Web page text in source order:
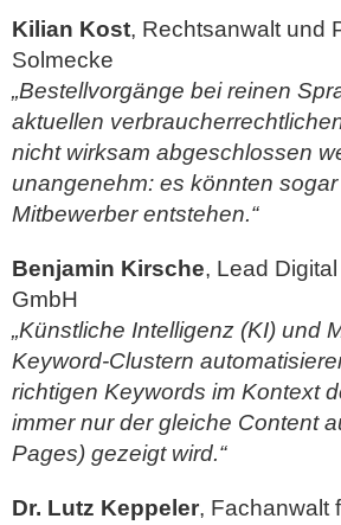
Kilian Kost, Rechtsanwalt und
Solmecke
„Bestellvorgänge bei reinen
aktuellen
nicht wirksam abgeschlossen
unangenehm: es könnten
Mitbewerber entstehen.“
Benjamin Kirsche, Lead
GmbH
„Künstliche Intelligenz (KI) und
Keyword-Clustern
richtigen Keywords im Kontext
immer nur der gleiche Content
Pages) gezeigt wird.“
Dr. Lutz Keppeler, Fachanwalt